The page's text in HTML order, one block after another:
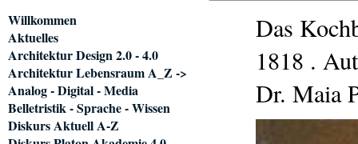
Das
1818 .
Dr. Maia
Navigation
überspringen
Willkommen
Aktuelles
Architektur Design 2.0 - 4.0
Architektur Lebensraum A_Z ->
Analog - Digital - Media
Belletristik - Sprache - Wissen
Diskurs Aktuell A-Z